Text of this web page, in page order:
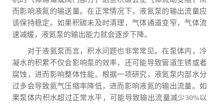
而影响液氮的输送量。在正常情况下，液氮泵的输出流量应
该保持稳定。如果积碳未及时清理，气体通道变窄，气体流
速减缓，液氮泵的输出能力就会逐步下降。
对于液氮泵而言，积水问题也非常常见。在泵体内，冷
凝水的积累不仅会影响泵的效率，还可能导致管道生锈或者
腐蚀，进而影响整体性能。根据一项研究，液氮泵内部水分
过多会导致氮气压缩率降低，进而影响液氮的输出流量。如
果泵体内积水超过正常水平，可能导致输出流量减少30%以